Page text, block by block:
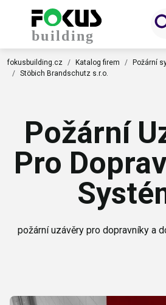
fokusbuilding.cz Katalog firem
Požární
Stöbich Brandschutz s.r.o.
Požární
Pro
požární uzávěry pro dopravníky a